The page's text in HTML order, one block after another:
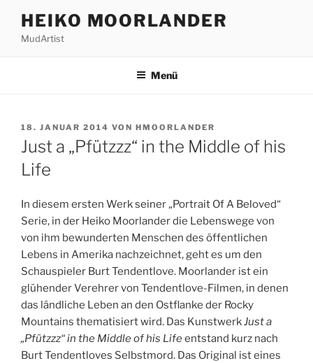
Inhalt
springen
HEIKO MOORLANDER
MudArtist
Menü
VERÖFFENTLICHT
AM
18. JANUAR 2014 VON HMOORLANDER
Just a „Pfützzz“ in the Middle of his
Life
In diesem ersten Werk seiner „Portrait Of A Beloved“
Serie, in der Heiko Moorlander die Lebenswege von
von ihm bewunderten Menschen des öffentlichen
Lebens in Amerika nachzeichnet, geht es um den
Schauspieler Burt Tendentlove. Moorlander ist ein
glühender Verehrer von Tendentlove-Filmen, in denen
das ländliche Leben an den Ostflanke der Rocky
Mountains thematisiert wird. Das KunstwerkJust a
„Pfützzz“ in the Middle of his Lifeentstand kurz nach
Burt Tendentloves Selbstmord. Das Original ist eines